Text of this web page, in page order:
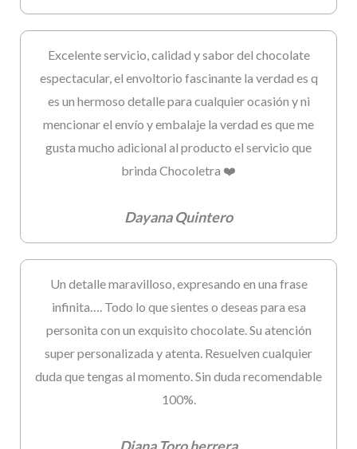
Excelente servicio, calidad y sabor del chocolate
espectacular, el envoltorio fascinante la verdad es q
es un hermoso detalle para cualquier ocasión y ni
mencionar el envío y embalaje la verdad es que me
gusta mucho adicional al producto el servicio que
brinda Chocoletra ❤️
Dayana Quintero
Un detalle maravilloso, expresando en una frase
infinita…. Todo lo que sientes o deseas para esa
personita con un exquisito chocolate. Su atención
super personalizada y atenta. Resuelven cualquier
duda que tengas al momento. Sin duda recomendable
100%.